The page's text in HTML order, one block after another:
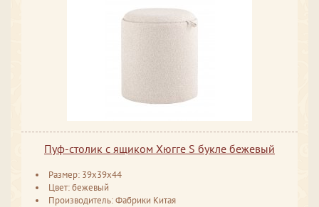
Пуф-столик с ящиком Хюгге S букле бежевый
Размер: 39x39x44
Цвет: бежевый
Производитель: Фабрики Китая